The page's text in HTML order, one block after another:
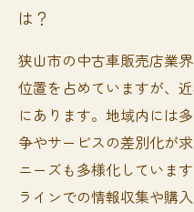
は？
狭山市の中古車販売店業
位置を占めていますが、
にあります。地域内には
争やサービスの差別化が
ニーズも多様化していま
ラインでの情報収集や購